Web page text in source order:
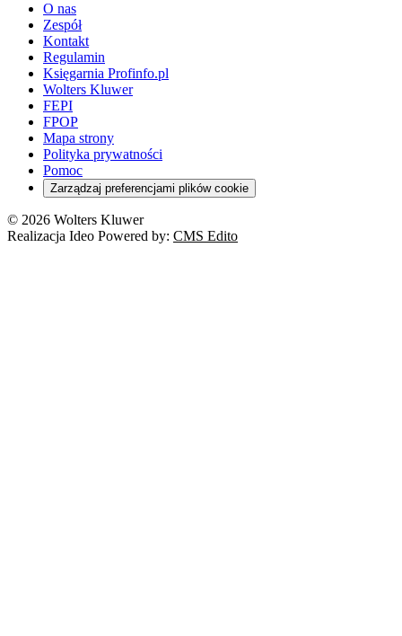
O nas
Zespół
Kontakt
Regulamin
Księgarnia Profinfo.pl
Wolters Kluwer
FEPI
FPOP
Mapa strony
Polityka prywatności
Pomoc
Zarządzaj preferencjami plików cookie
© 2026 Wolters Kluwer
Realizacja Ideo Powered by: CMS Edito